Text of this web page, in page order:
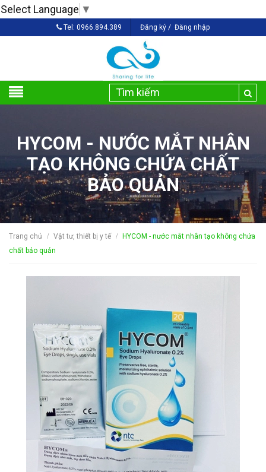
Select Language ▼
Tel: 0966.894.389 Đăng ký / Đăng nhập
HYCOM - NƯỚC MẮT NHÂN
TẠO KHÔNG CHỨA CHẤT
BẢO QUẢN
Trang chủ / Vật tư, thiết bị y tế /
HYCOM - nước mắt nhân tạo không chứa
chất bảo quản